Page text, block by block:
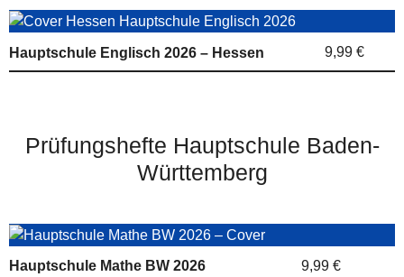
Hauptschule Englisch 2026 – Hessen 9,99 €
Prüfungshefte Hauptschule Baden-
Württemberg
Hauptschule Mathe BW 2026 9,99 €